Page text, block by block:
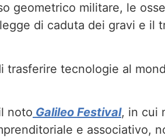
geometrico militare, le
di caduta dei gravi e il
trasferire tecnologie al
noto Galileo Festival, in cui
e associativo,